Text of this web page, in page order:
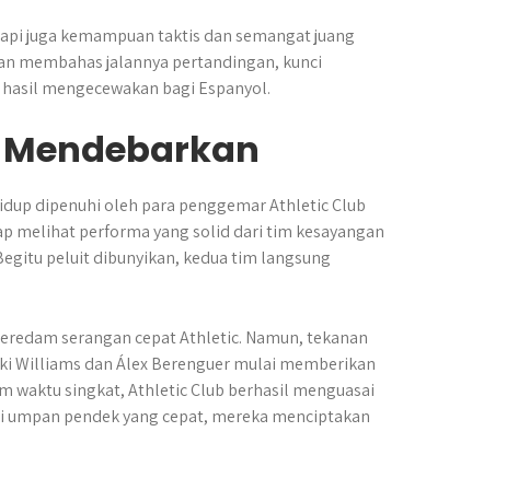
juga kemampuan taktis dan semangat juang
membahas jalannya pertandingan, kunci
mengecewakan bagi Espanyol.
dipenuhi oleh para penggemar Athletic Club
melihat performa yang solid dari tim kesayangan
peluit dibunyikan, kedua tim langsung
serangan cepat Athletic. Namun, tekanan
Williams dan Álex Berenguer mulai memberikan
waktu singkat, Athletic Club berhasil menguasai
pendek yang cepat, mereka menciptakan